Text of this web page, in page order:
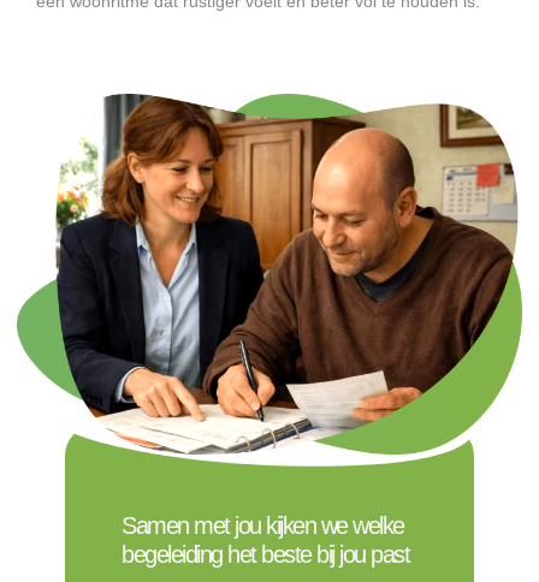
Samen met jou kijken we welke
begeleiding het beste bij jou past